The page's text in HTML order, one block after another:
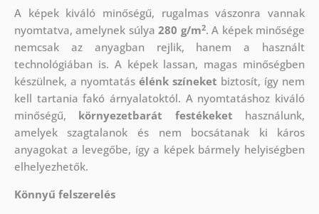
A képek kiváló minőségű, rugalmas vászonra vannak
nyomtatva, amelynek súlya280 g/m2. A képek minősége
nemcsak az anyagban rejlik, hanem a használt
technológiában is. A képek lassan, magas minőségben
készülnek, a nyomtatás élénk színeket biztosít, így nem
kell tartania fakó árnyalatoktól. A nyomtatáshoz kiváló
minőségű, környezetbarát festékeket használunk,
amelyek szagtalanok és nem bocsátanak ki káros
anyagokat a levegőbe, így a képek bármely helyiségben
elhelyezhetők.
Könnyű felszerelés